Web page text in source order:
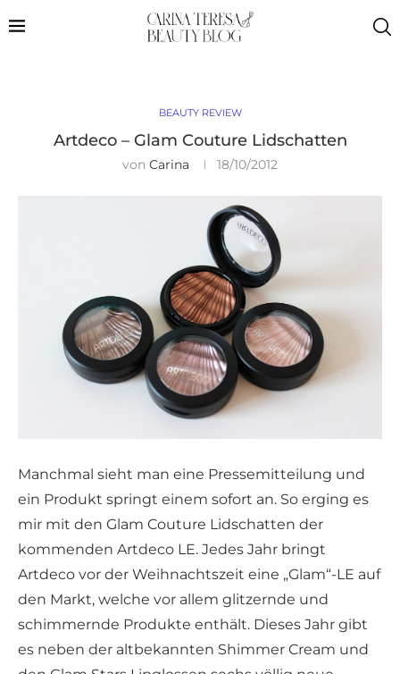
BEAUTY REVIEW
Artdeco – Glam Couture Lidschatten
von Carina 18/10/2012
Manchmal sieht man eine Pressemitteilung und
ein Produkt springt einem sofort an. So erging es
mir mit den Glam Couture Lidschatten der
kommenden Artdeco LE. Jedes Jahr bringt
Artdeco vor der Weihnachtszeit eine „Glam“-LE auf
den Markt, welche vor allem glitzernde und
schimmernde Produkte enthält. Dieses Jahr gibt
es neben der altbekannten Shimmer Cream und